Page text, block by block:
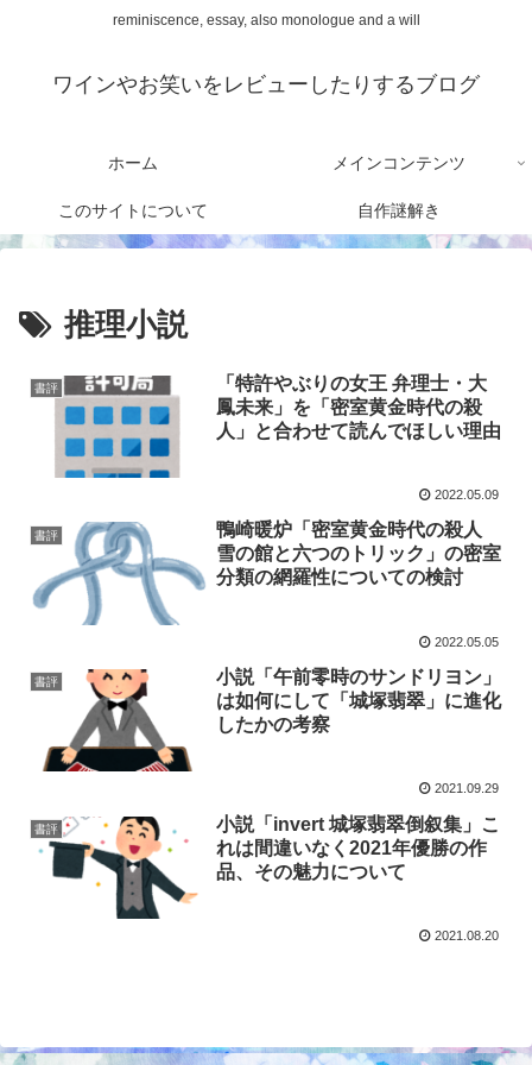
reminiscence, essay, also monologue and a will
ワインやお笑いをレビューしたりするブログ
ホーム メインコンテンツ
このサイトについて 自作謎解き
推理小説
書評
「特許やぶりの女王 弁理士・大
鳳未来」を「密室黄金時代の殺
人」と合わせて読んでほしい理由
2022.05.09
書評
鴨崎暖炉「密室黄金時代の殺人
雪の館と六つのトリック」の密室
分類の網羅性についての検討
2022.05.05
書評
小説「午前零時のサンドリヨン」
は如何にして「城塚翡翠」に進化
したかの考察
2021.09.29
書評
小説「invert 城塚翡翠倒叙集」こ
れは間違いなく2021年優勝の作
品、その魅力について
2021.08.20